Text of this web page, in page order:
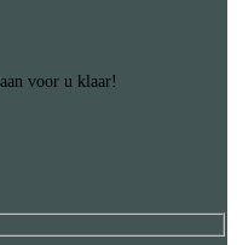
voor u klaar!